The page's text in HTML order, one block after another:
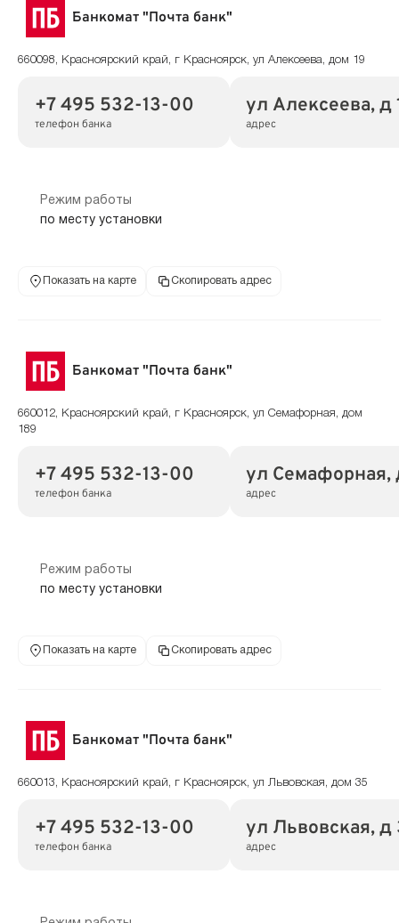
Банкомат "Почта банк"
660098, Красноярский край, г Красноярск, ул Алексеева, дом 19
+7 495 532-13-00
телефон банка
ул Алексеева, д
адрес
Режим работы
по месту установки
Показать на карте Скопировать адрес
Банкомат "Почта банк"
660012, Красноярский край, г Красноярск, ул Семафорная, дом
189
+7 495 532-13-00
телефон банка
ул Семафорная,
адрес
Режим работы
по месту установки
Показать на карте Скопировать адрес
Банкомат "Почта банк"
660013, Красноярский край, г Красноярск, ул Львовская, дом 35
+7 495 532-13-00
телефон банка
ул Львовская, д
адрес